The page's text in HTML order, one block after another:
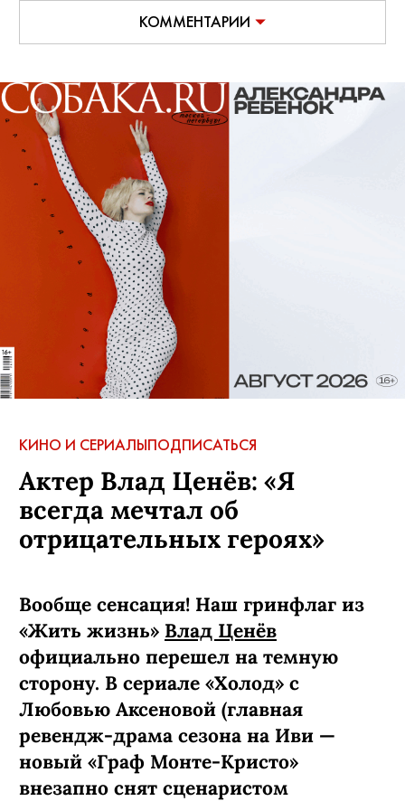
КОММЕНТАРИИ
КИНО И СЕРИАЛЫПОДПИСАТЬСЯ
Актер Влад Ценёв: «Я
всегда мечтал об
отрицательных героях»
Вообще сенсация! Наш гринфлаг из
«Жить жизнь» Влад Ценёв
официально перешел на темную
сторону. В сериале «Холод» с
Любовью Аксеновой (главная
ревендж-­драма сезона на Иви —
новый «Граф Монте-­Кристо»
внезапно снят сценаристом